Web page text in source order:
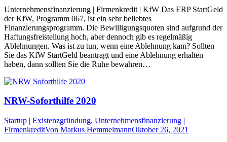
Unternehmensfinanzierung | Firmenkredit | KfW Das ERP StartGeld
der KfW, Programm 067, ist ein sehr beliebtes
Finanzierungsprogramm. Die Bewilligungsquoten sind aufgrund der
Haftungsfreistellung hoch, aber dennoch gib es regelmäßig
Ablehnungen. Was ist zu tun, wenn eine Ablehnung kam? Sollten
Sie das KfW StartGeld beantragt und eine Ablehnung erhalten
haben, dann sollten Sie die Ruhe bewahren…
NRW-Soforthilfe 2020
Startup | Existenzgründung, Unternehmensfinanzierung |
FirmenkreditVon Markus HemmelmannOktober 26, 2021